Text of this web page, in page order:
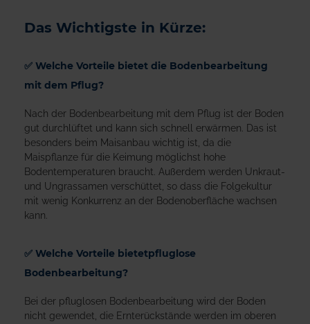
Das Wichtigste in Kürze:
✅ Welche Vorteile bietet die Bodenbearbeitung
mit dem Pflug?
Nach der Bodenbearbeitung mit dem Pflug ist der Boden
gut durchlüftet und kann sich schnell erwärmen. Das ist
besonders beim Maisanbau wichtig ist, da die
Maispflanze für die Keimung möglichst hohe
Bodentemperaturen braucht. Außerdem werden Unkraut-
und Ungrassamen verschüttet, so dass die Folgekultur
mit wenig Konkurrenz an der Bodenoberfläche wachsen
kann.
✅ Welche Vorteile bietetpfluglose
Bodenbearbeitung?
Bei der pfluglosen Bodenbearbeitung wird der Boden
nicht gewendet, die Ernterückstände werden im oberen